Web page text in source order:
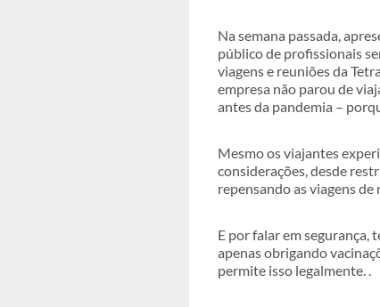
Na semana passada,
público de profissionais
viagens e reuniões da
empresa não parou de
antes da pandemia –
Mesmo os viajantes
considerações, desde
repensando as viagens
E por falar em segurança,
apenas obrigando
permite isso legalmente. .